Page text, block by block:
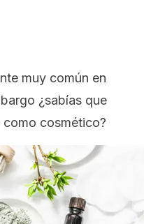
muy común en
¿sabías que
cosmético?